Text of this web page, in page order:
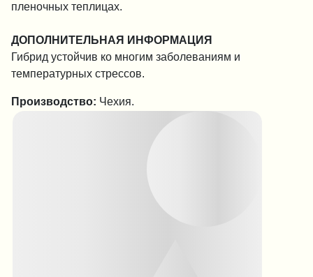
пленочных теплицах.
ДОПОЛНИТЕЛЬНАЯ ИНФОРМАЦИЯ
Гибрид устойчив ко многим заболеваниям и
температурных стрессов.
Производство: Чехия.